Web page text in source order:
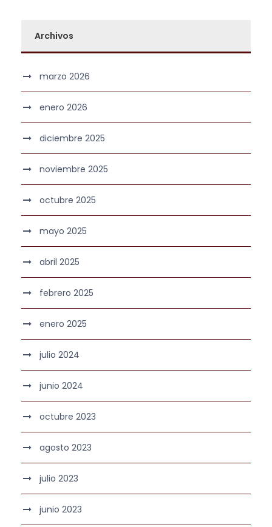
Archivos
marzo 2026
enero 2026
diciembre 2025
noviembre 2025
octubre 2025
mayo 2025
abril 2025
febrero 2025
enero 2025
julio 2024
junio 2024
octubre 2023
agosto 2023
julio 2023
junio 2023